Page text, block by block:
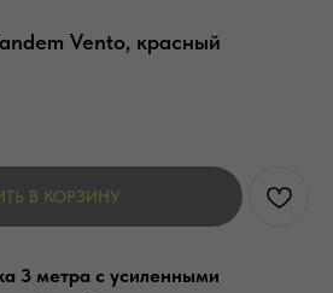
Vento, красный
В КОРЗИНУ
3 метра с усиленными